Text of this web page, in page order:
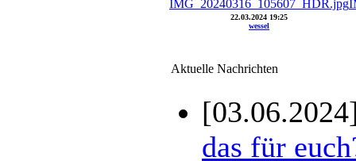
22.03.2024 19:25
wessel
Aktuelle Nachrichten
das für